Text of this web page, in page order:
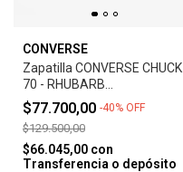
CONVERSE
Zapatilla CONVERSE CHUCK
70 - RHUBARB
PIE/EGRET/BLACK
$77.700,00 -40% OFF
$129.500,00
$66.045,00 con
Transferencia o depósito